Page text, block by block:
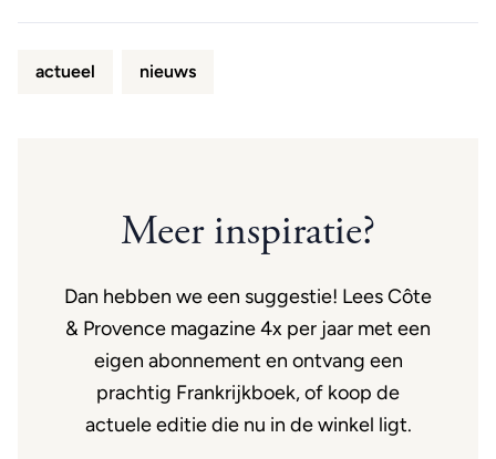
actueel nieuws
Meer inspiratie?
Dan hebben we een suggestie! Lees Côte
& Provence magazine 4x per jaar met een
eigen abonnement en ontvang een
prachtig Frankrijkboek, of koop de
actuele editie die nu in de winkel ligt.